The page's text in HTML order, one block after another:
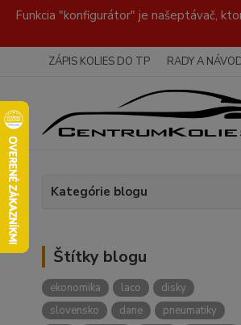
Funkcia "konfigurátor" je našeptávač,
ZÁPIS KOLIES DO TP RADY A
Kategórie blogu
Štítky blogu
ekonomika laco
disky
slovensko
dane
pneumatiky